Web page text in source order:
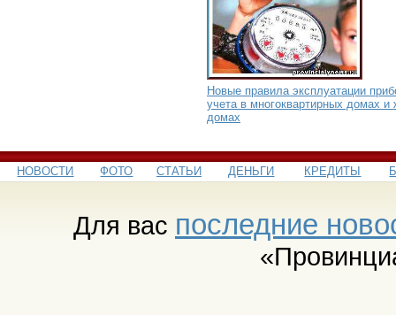
Новые правила эксплуатации
учета в многоквартирных домах и
домах
НОВОСТИ ФОТО СТАТЬИ ДЕНЬГИ КРЕДИТЫ
Для вас последние